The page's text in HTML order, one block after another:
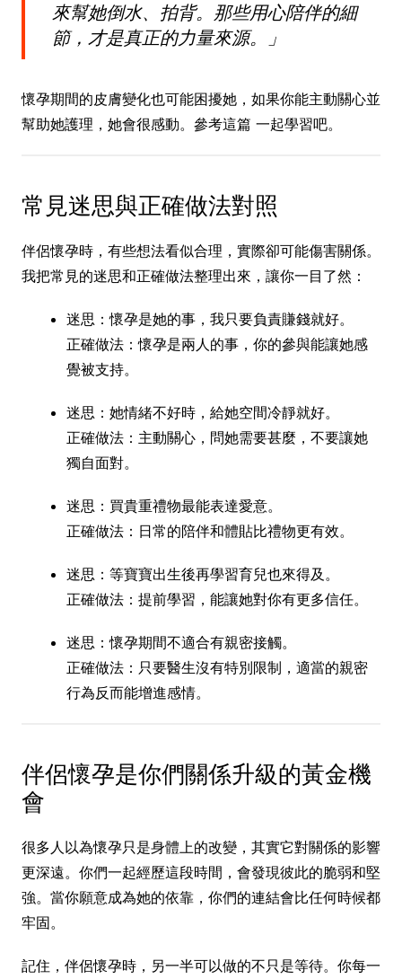
來幫她倒水、拍背。那些用心陪伴的細
節，才是真正的力量來源。」
懷孕期間的皮膚變化也可能困擾她，如果你能主動關心並
幫助她護理，她會很感動。參考這篇 一起學習吧。
常見迷思與正確做法對照
伴侶懷孕時，有些想法看似合理，實際卻可能傷害關係。
我把常見的迷思和正確做法整理出來，讓你一目了然：
迷思：懷孕是她的事，我只要負責賺錢就好。
正確做法：懷孕是兩人的事，你的參與能讓她感
覺被支持。
迷思：她情緒不好時，給她空間冷靜就好。
正確做法：主動關心，問她需要甚麼，不要讓她
獨自面對。
迷思：買貴重禮物最能表達愛意。
正確做法：日常的陪伴和體貼比禮物更有效。
迷思：等寶寶出生後再學習育兒也來得及。
正確做法：提前學習，能讓她對你有更多信任。
迷思：懷孕期間不適合有親密接觸。
正確做法：只要醫生沒有特別限制，適當的親密
行為反而能增進感情。
伴侶懷孕是你們關係升級的黃金機
會
很多人以為懷孕只是身體上的改變，其實它對關係的影響
更深遠。你們一起經歷這段時間，會發現彼此的脆弱和堅
強。當你願意成為她的依靠，你們的連結會比任何時候都
牢固。
記住，伴侶懷孕時，另一半可以做的不只是等待。你每一